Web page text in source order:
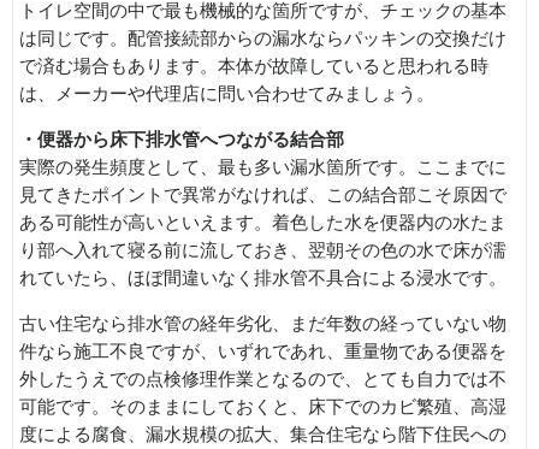
トイレ空間の中で最も機械的な箇所ですが、チェックの基本
は同じです。配管接続部からの漏水ならパッキンの交換だけ
で済む場合もあります。本体が故障していると思われる時
は、メーカーや代理店に問い合わせてみましょう。
・便器から床下排水管へつながる結合部
実際の発生頻度として、最も多い漏水箇所です。ここまでに
見てきたポイントで異常がなければ、この結合部こそ原因で
ある可能性が高いといえます。着色した水を便器内の水たま
り部へ入れて寝る前に流しておき、翌朝その色の水で床が濡
れていたら、ほぼ間違いなく排水管不具合による浸水です。
古い住宅なら排水管の経年劣化、まだ年数の経っていない物
件なら施工不良ですが、いずれであれ、重量物である便器を
外したうえでの点検修理作業となるので、とても自力では不
可能です。そのままにしておくと、床下でのカビ繁殖、高湿
度による腐食、漏水規模の拡大、集合住宅なら階下住民への